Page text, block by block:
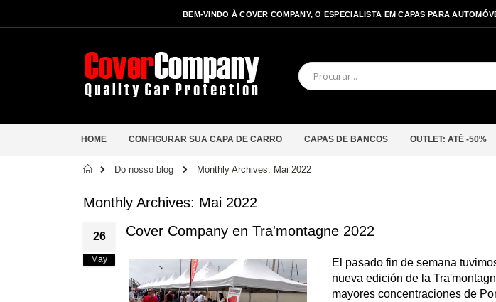
BEM-VINDO À COVER COMPANY, O ESPECIALISTA EM CAPAS PARA
HOME CONFIGURAR SUA CAPA DE CARRO CAPAS DE BANCOS OUTLET: ATÉ -50%
InícioDo nosso blog Monthly Archives: Mai 2022
Monthly Archives: Mai 2022
26
May
Cover Company en Tra'montagne 2022
El pasado fin de semana
nueva edición de la
mayores concentraciones de